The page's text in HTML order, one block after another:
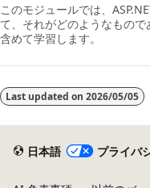
このモジュールでは、
て、それがどのようなもの
含めて学習します。
Last updated on 2026/05/05
日本語 プライバ